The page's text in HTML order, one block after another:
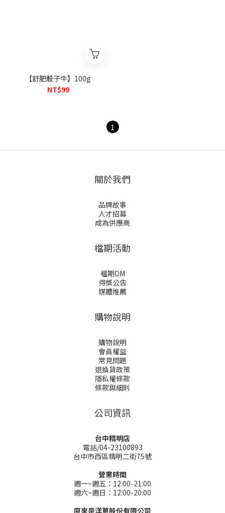
【舒肥骰子牛】100g
NT$99
1
關於我們
品牌故事
人才招募
成為供應商
檔期活動
檔期DM
得獎公告
媒體推薦
購物說明
購物說明
會員權益
常見問題
退換貨政策
隱私權條款
條款與細則
公司資訊
台中精明店
電話/04-23100893
台中市西區精明二街75號
營業時間
週一~週五：12:00-21:00
週六~週日：12:00-20:00
原來是洋蔥股份有限公司